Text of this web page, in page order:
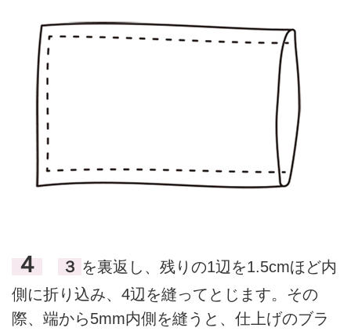
４ ３ を裏返し、残りの1辺を1.5cmほど内
側に折り込み、4辺を縫ってとじます。その
際、端から5mm内側を縫うと、仕上げのブラ